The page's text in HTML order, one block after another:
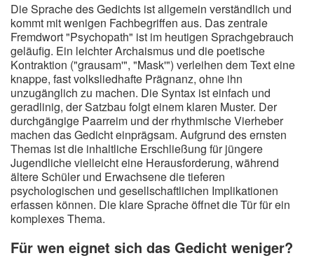
Die Sprache des Gedichts ist allgemein verständlich und
kommt mit wenigen Fachbegriffen aus. Das zentrale
Fremdwort "Psychopath" ist im heutigen Sprachgebrauch
geläufig. Ein leichter Archaismus und die poetische
Kontraktion ("grausam'", "Mask'") verleihen dem Text eine
knappe, fast volksliedhafte Prägnanz, ohne ihn
unzugänglich zu machen. Die Syntax ist einfach und
geradlinig, der Satzbau folgt einem klaren Muster. Der
durchgängige Paarreim und der rhythmische Vierheber
machen das Gedicht einprägsam. Aufgrund des ernsten
Themas ist die inhaltliche Erschließung für jüngere
Jugendliche vielleicht eine Herausforderung, während
ältere Schüler und Erwachsene die tieferen
psychologischen und gesellschaftlichen Implikationen
erfassen können. Die klare Sprache öffnet die Tür für ein
komplexes Thema.
Für wen eignet sich das Gedicht weniger?